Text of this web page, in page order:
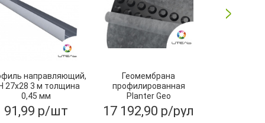
направляющий,
27х28 3 м толщина
0,45 мм
91,99 р/шт
Геомембрана
профилированная
Planter Geo
2х15м,ТехноНИКОЛЬ
17 192,90 р/рул